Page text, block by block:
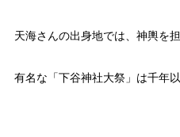
天海さんの出身地では、神輿を
有名な「下谷神社大祭」は千年